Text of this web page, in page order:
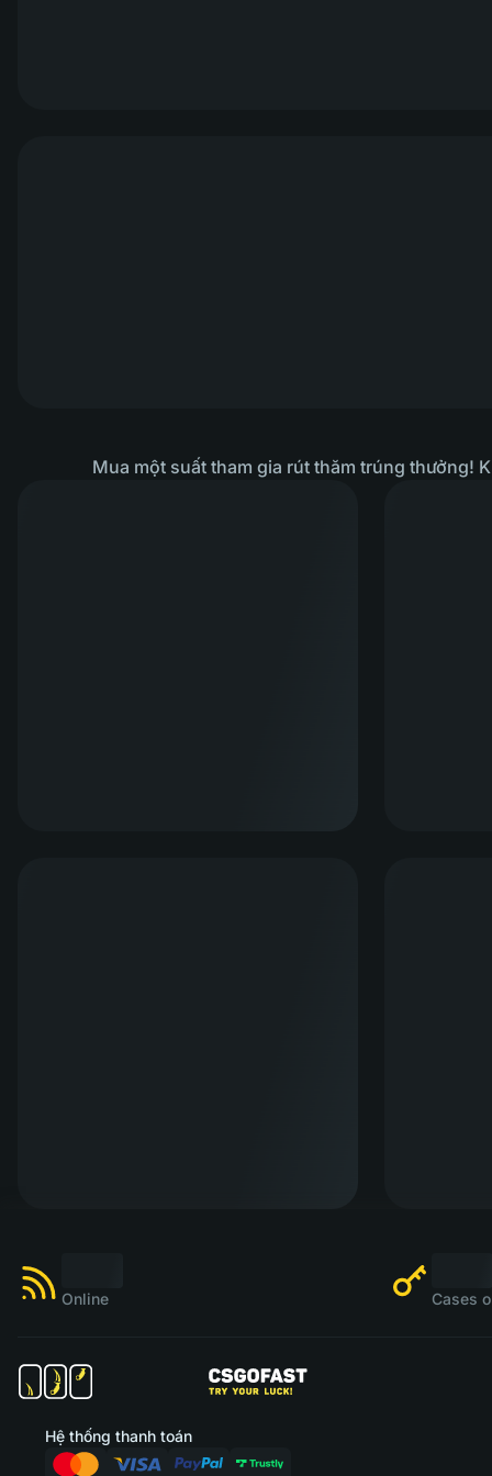
Mua một suất tham gia rút thăm trúng thưởng!
Online Cases
Hệ thống thanh toán